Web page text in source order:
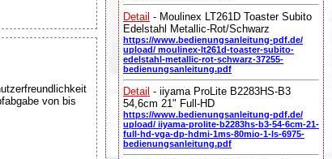
von bis
Detail - Moulinex LT261D Toaster Subito
Edelstahl Metallic-Rot/Schwarz
https://www.bedienungsanleitung-pdf.de/
upload/ moulinex-lt261d-toaster-subito-
edelstahl-metallic-rot-schwarz-37255-
bedienungsanleitung.pdf
Detail - iiyama ProLite B2283HS-B3
54,6cm 21" Full-HD
https://www.bedienungsanleitung-pdf.de/
upload/ iiyama-prolite-b2283hs-b3-54-6cm-21-
full-hd-vga-dp-hdmi-1ms-80mio-1-ls-6975-
bedienungsanleitung.pdf